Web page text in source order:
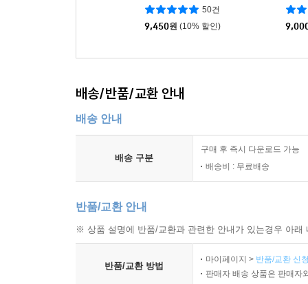
50건
9,450원 (10% 할인)
배송/반품/교환 안내
배송 안내
배송 구분
구매 후 즉시 다운로드 가능
배송비 : 무료배송
반품/교환 안내
※ 상품 설명에 반품/교환과 관련한 안내가 있는경우 아
반품/교환 방법
마이페이지 > 반품/교환 신
판매자 배송 상품은 판매자